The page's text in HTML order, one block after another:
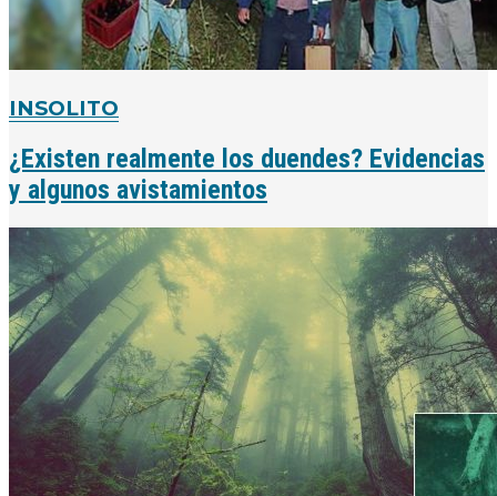
INSOLITO
¿Existen realmente los duendes? Evidencias
y algunos avistamientos